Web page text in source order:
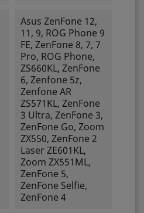
Asus ZenFone 12,
11, 9, ROG Phone 9
FE, ZenFone 8, 7, 7
Pro, ROG Phone,
ZS660KL, ZenFone
6, Zenfone 5z,
Zenfone AR
ZS571KL, ZenFone
3 Ultra, ZenFone 3,
ZenFone Go, Zoom
ZX550, ZenFone 2
Laser ZE601KL,
Zoom ZX551ML,
ZenFone 5,
ZenFone Selfie,
ZenFone 4